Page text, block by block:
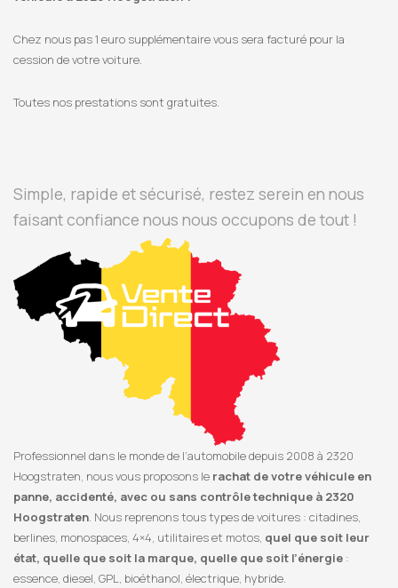
Chez nous pas 1 euro supplémentaire vous sera facturé pour la
cession de votre voiture.
Toutes nos prestations sont gratuites.
Simple, rapide et sécurisé, restez serein en nous
faisant confiance nous nous occupons de tout !
Professionnel dans le monde de l’automobile depuis 2008 à 2320
Hoogstraten, nous vous proposons le rachat de votre véhicule en
panne, accidenté, avec ou sans contrôle technique à 2320
Hoogstraten. Nous reprenons tous types de voitures : citadines,
berlines, monospaces, 4×4, utilitaires et motos, quel que soit leur
état, quelle que soit la marque, quelle que soit l’énergie :
essence, diesel, GPL, bioéthanol, électrique, hybride.